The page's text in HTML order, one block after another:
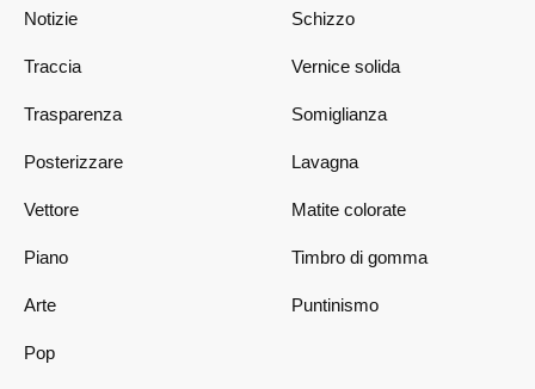
Notizie
Traccia
Trasparenza
Posterizzare
Vettore
Piano
Arte
Pop
Schizzo
Vernice solida
Somiglianza
Lavagna
Matite colorate
Timbro di gomma
Puntinismo